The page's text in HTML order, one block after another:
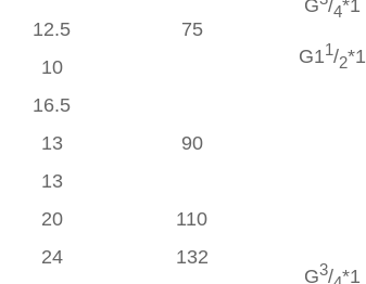
75
G /4*1
G11/2*1
12.5
10
16.5
90
G3/ *1
13
13
20 110
24 132